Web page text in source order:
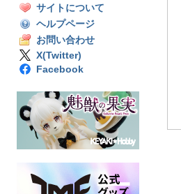
サイトについて
ヘルプページ
お問い合わせ
X(Twitter)
Facebook